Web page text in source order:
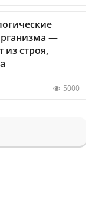
—
из строя,
5000